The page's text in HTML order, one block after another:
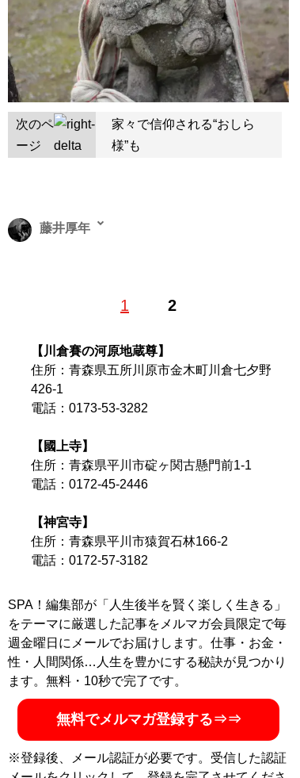
次のペ
ージ
家々で信仰される“おしら
様”も
1 2
藤井厚年
ション雑誌『men’s egg』編集部員に。その後はフリー
現場を踏み、現在は紙・Webを問わない“二刀流”の編集
記者として活動中。若者カルチャーから社会問題、芸能
人などのエンタメ系まで幅広く取材する。趣味はカメ
ラ。X（旧Twitter）： ＠FujiiAtsutoshi
記事一覧へ
【川倉賽の河原地蔵尊】
住所：青森県五所川原市金木町川倉七夕野
426-1
電話：0173-53-3282
【國上寺】
住所：青森県平川市碇ヶ関古懸門前1-1
電話：0172-45-2446
【神宮寺】
住所：青森県平川市猿賀石林166-2
電話：0172-57-3182
SPA！編集部が「人生後半を賢く楽しく生きる」
をテーマに厳選した記事をメルマガ会員限定で毎
週金曜日にメールでお届けします。仕事・お金・
性・人間関係…人生を豊かにする秘訣が見つかり
ます。無料・10秒で完了です。
無料でメルマガ登録する⇒⇒
※登録後、メール認証が必要です。受信した認証